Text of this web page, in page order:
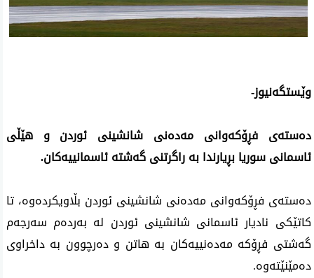
وێستگەنیوز-
دەستەی فڕۆکەوانی مەدەنی شانشینی ئوردن و هێڵی
ئاسمانی سوریا بڕیارندا بە راگرتنی گەشتە ئاسمانییەکان.
دەستەی فڕۆکەوانی مەدەنی شانشینی ئوردن بڵاویکردەوە، تا
کاتێکی نادیار ئاسمانی شانشینی ئوردن لە بەردەم سەرجەم
گەشتی فڕۆکە مەدەنییەکان بە هاتن و دەرچوون بە داخراوی
دەمێنێتەوە.